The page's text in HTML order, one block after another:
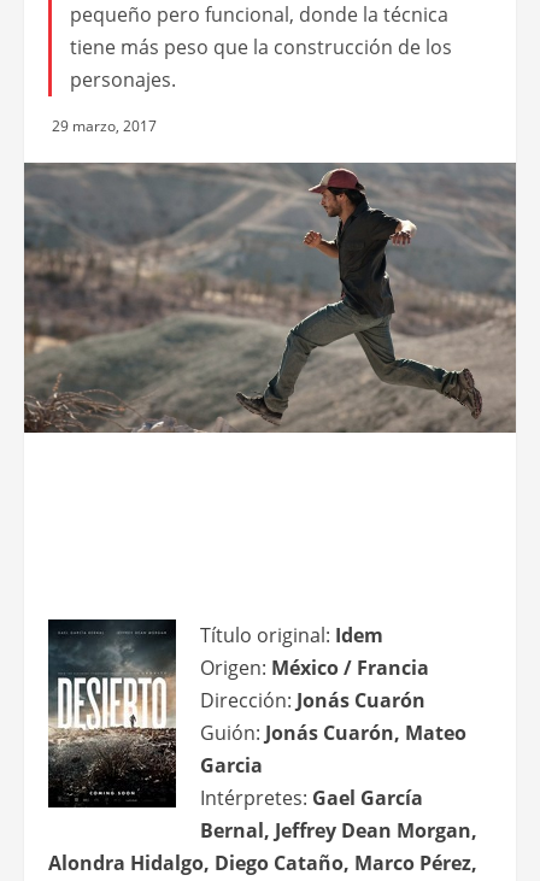
pequeño pero funcional, donde la técnica
tiene más peso que la construcción de los
personajes.
29 marzo, 2017
Título original: Idem
Origen: México / Francia
Dirección: Jonás Cuarón
Guión: Jonás Cuarón, Mateo
Garcia
Intérpretes: Gael García
Bernal, Jeffrey Dean Morgan,
Alondra Hidalgo, Diego Cataño, Marco Pérez,